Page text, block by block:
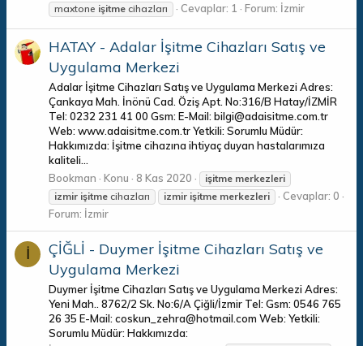
maxtone işitme cihazları Cevaplar: 1 Forum: İzmir
HATAY - Adalar İşitme Cihazları Satış ve
Uygulama Merkezi
Adalar İşitme Cihazları Satış ve Uygulama Merkezi Adres:
Çankaya Mah. İnönü Cad. Öziş Apt. No:316/B Hatay/İZMİR
Tel: 0232 231 41 00 Gsm: E-Mail: bilgi@adaisitme.com.tr
Web: www.adaisitme.com.tr Yetkili: Sorumlu Müdür:
Hakkımızda: İşitme cihazına ihtiyaç duyan hastalarımıza
kaliteli...
Bookman
Konu 8 Kas 2020 işitme merkezleri
izmir işitme cihazları izmir işitme merkezleri
Cevaplar: 0
Forum: İzmir
İ
ÇİĞLİ - Duymer İşitme Cihazları Satış ve
Uygulama Merkezi
Duymer İşitme Cihazları Satış ve Uygulama Merkezi Adres:
Yeni Mah.. 8762/2 Sk. No:6/A Çiğli/İzmir Tel: Gsm: 0546 765
26 35 E-Mail: coskun_zehra@hotmail.com Web: Yetkili:
Sorumlu Müdür: Hakkımızda: